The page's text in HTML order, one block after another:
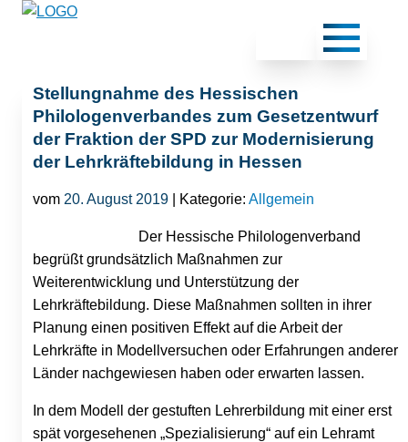
Stellungnahme des Hessischen
Philologenverbandes zum Gesetzentwurf
der Fraktion der SPD zur Modernisierung
der Lehrkräftebildung in Hessen
vom 20. August 2019 | Kategorie: Allgemein
Der Hessische Philologenverband
begrüßt grundsätzlich Maßnahmen zur
Weiterentwicklung und Unterstützung der
Lehrkräftebildung. Diese Maßnahmen sollten in ihrer
Planung einen positiven Effekt auf die Arbeit der
Lehrkräfte in Modellversuchen oder Erfahrungen anderer
Länder nachgewiesen haben oder erwarten lassen.
In dem Modell der gestuften Lehrerbildung mit einer erst
spät vorgesehenen „Spezialisierung“ auf ein Lehramt